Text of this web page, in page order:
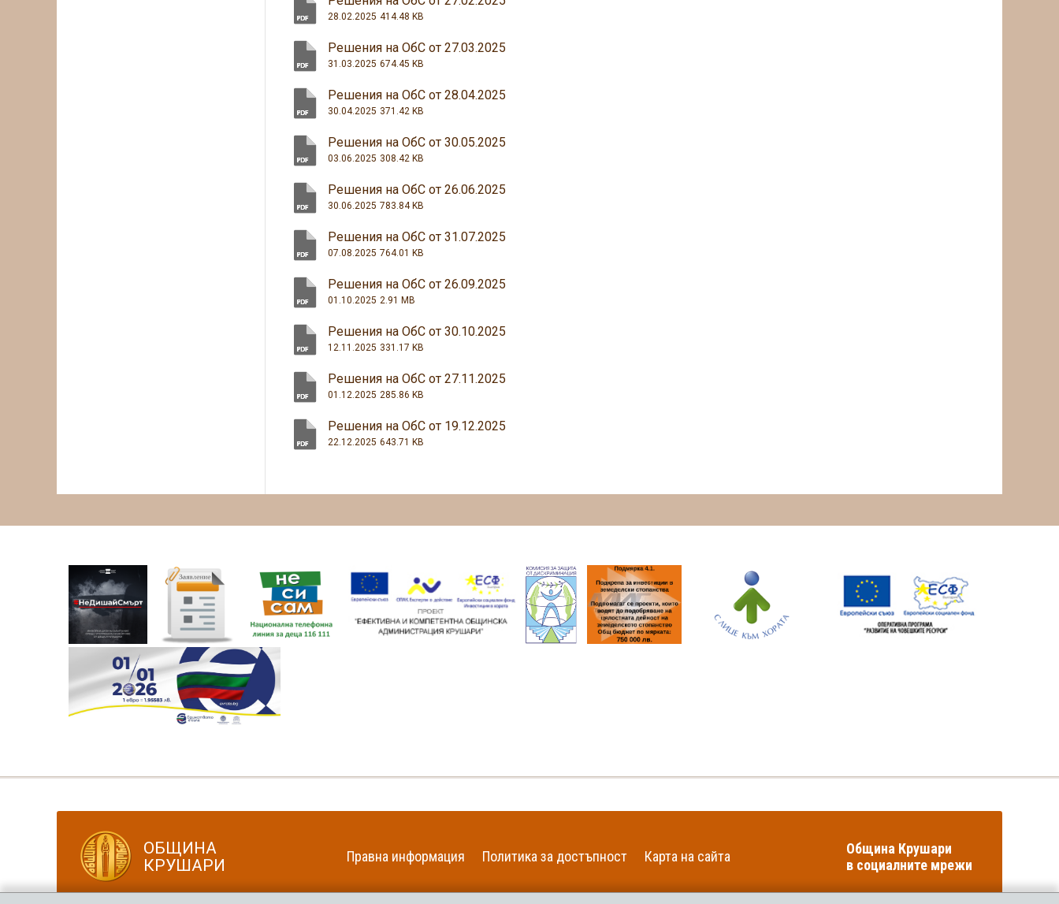
28.02.2025 414.48 KB
Решения на ОбС от 27.03.2025
31.03.2025 674.45 KB
Решения на ОбС от 28.04.2025
30.04.2025 371.42 KB
Решения на ОбС от 30.05.2025
03.06.2025 308.42 KB
Решения на ОбС от 26.06.2025
30.06.2025 783.84 KB
Решения на ОбС от 31.07.2025
07.08.2025 764.01 KB
Решения на ОбС от 26.09.2025
01.10.2025 2.91 MB
Решения на ОбС от 30.10.2025
12.11.2025 331.17 KB
Решения на ОбС от 27.11.2025
01.12.2025 285.86 KB
Решения на ОбС от 19.12.2025
22.12.2025 643.71 KB
ОБЩИНА
КРУШАРИ
Правна информация Политика за достъпност Карта на сайта
Община Крушари
в социалните мрежи